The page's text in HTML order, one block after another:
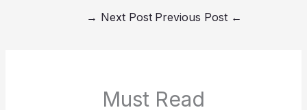
←
Next Post
→
Must Read